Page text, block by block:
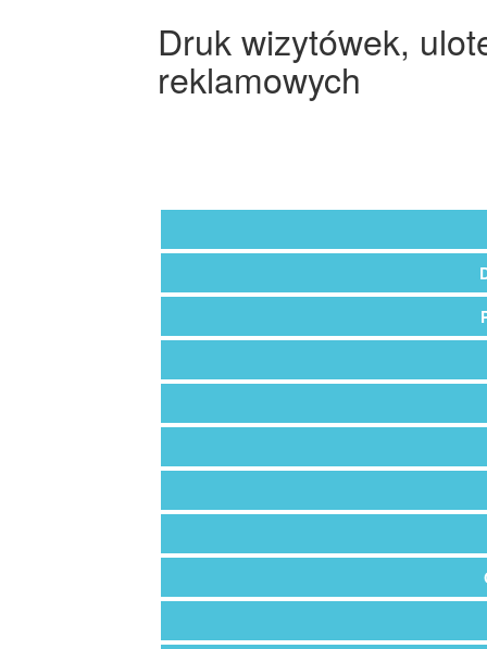
Druk wizytówek,
reklamowych